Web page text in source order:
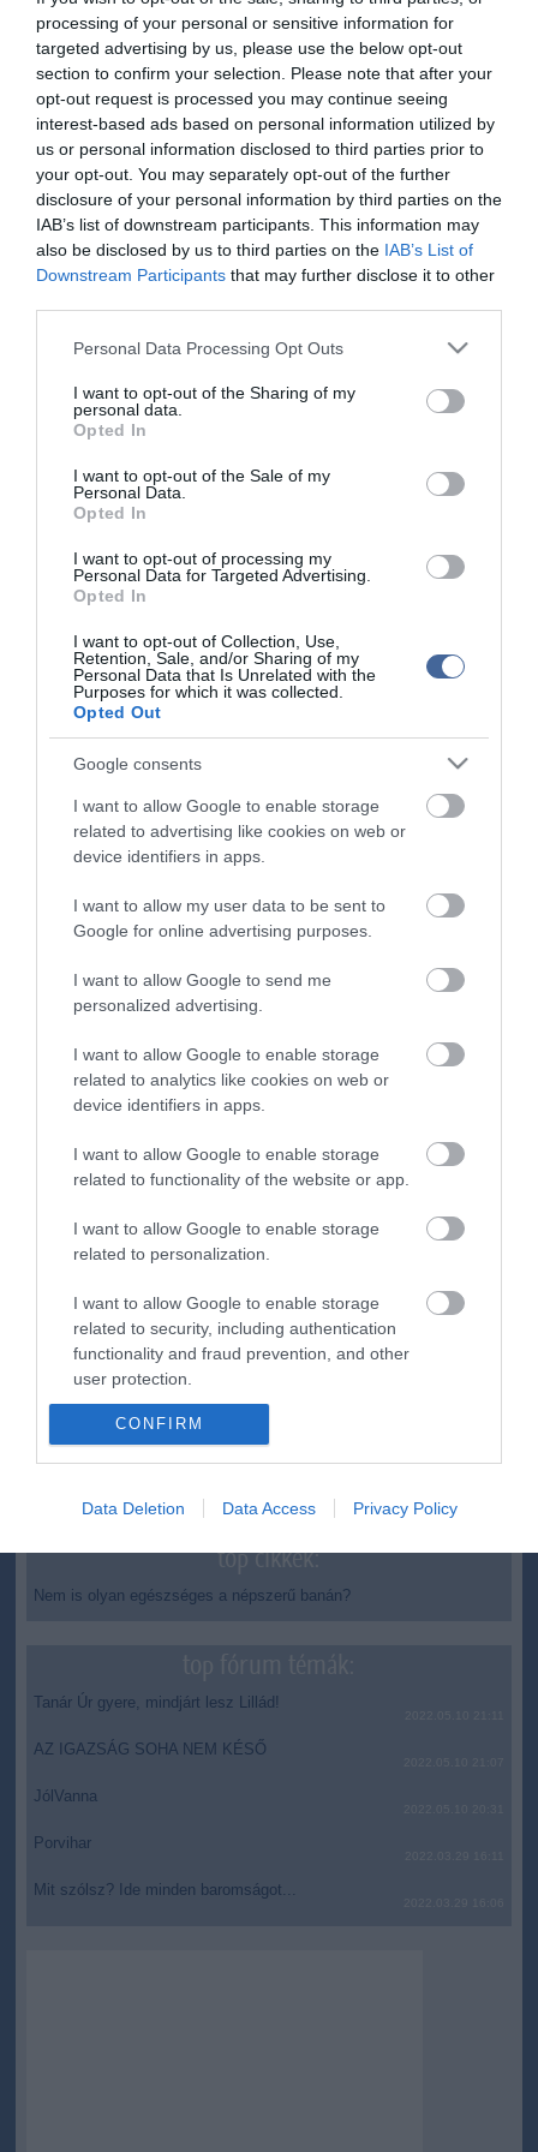
processing of your personal or sensitive information for
targeted advertising by us, please use the below opt-out
section to confirm your selection. Please note that after your
opt-out request is processed you may continue seeing
interest-based ads based on personal information utilized by
us or personal information disclosed to third parties prior to
your opt-out. You may separately opt-out of the further
disclosure of your personal information by third parties on the
IAB’s list of downstream participants. This information may
also be disclosed by us to third parties on the IAB’s List of
Downstream Participants that may further disclose it to other
Please note that this website/app uses one or more Google
not limited to your visit or usage behaviour. You may click to
grant or deny consent to Google and its third-party tags to
use your data for below specified purposes in below Google
consent section.
Personal Data Processing Opt Outs
I want to opt-out of the Sharing of my
personal data.
Opted In
I want to opt-out of the Sale of my
Personal Data.
Opted In
I want to opt-out of processing my
Personal Data for Targeted Advertising.
Opted In
I want to opt-out of Collection, Use,
Retention, Sale, and/or Sharing of my
Personal Data that Is Unrelated with the
Purposes for which it was collected.
Opted Out
Google consents
I want to allow Google to enable storage
related to advertising like cookies on web or
device identifiers in apps.
I want to allow my user data to be sent to
Google for online advertising purposes.
I want to allow Google to send me
personalized advertising.
I want to allow Google to enable storage
related to analytics like cookies on web or
device identifiers in apps.
I want to allow Google to enable storage
related to functionality of the website or app.
I want to allow Google to enable storage
related to personalization.
I want to allow Google to enable storage
related to security, including authentication
functionality and fraud prevention, and other
user protection.
CONFIRM
Data Deletion Data Access Privacy Policy
jövőjéről szóló vitában egy asztalhoz ül Vidnyánszky Attila
igazgató és Hegedűs D. Géza színművész, a MASZK Országos
Színészegyesület elnöke. A magyar sport helyzetéről pedig
Gergely István vízilabdázó, Risztov Éva úszó és Szilágyi Áron
vívó olimpiai bajnok beszélget majd.
A fesztivált augusztus 21-én Hende Csaba honvédelmi miniszter
nyitja meg. A rendezvényen részt vesz a parlamenti pártok több
politikusa. A kerekasztal-beszélgetéseken a magyar politika
aktuális témáiról többek között Szijjártó Péter (Fidesz) és Ujhelyi
István (MSZP), Rogán Antal (Fidesz) és Schiffer András (LMP),
Balog Zoltán (Fidesz) és Hiller István (MSZP), valamint Deutsch
A szerdától szombatig tartó fesztivál könnyűzenei koncertekkel is
színpadán fellép a Balázs Elemér Group, a Csík Zenekar, Ferenczi
György és a Rackajam, a Folk Embassy, a Magna Cum Laude, a
Manökken Proletarz és a Quimby.
Kapcsolódó írások:
Ukrajnán keresztül jóval kevesebb orosz gáz jön Európába
"Bürokratikus akadályok" miatt Snowden egyelőre mégis marad
a tranzitban
Egymilliárdos fejlesztés a Tranzit Food nyírgelsei gyárában
Figyelem! A cikkhez hozzáfűzött hozzászólások nem a
tükrözik. A szerkesztőség mindössze a hírek publikációjával foglalkozik, a
tartalmazzák.
Kérjük, kulturáltan, mások személyiségi jogainak és jó hírnevének tiszteletben
ma.hu legfrissebb hírei:
Nagy erőkkel keresik a szomjazó gólyát megmentő
Árpádot
kormány
Kenyában bezzeg minden zöldebb
Második világháborús német katonai motorkerékpár
bukkant elő a Dunából
A Tisza-frakció kezdeményezte, hogy jövő kedden legyen
az államfőválasztás
Szomjazó gólyának adott inni egy férfi Tiszakécskénél -
megható pillanatot rögzített a kamera
Megható felvétel: elpusztult borját vitte magával egy
top cikkek:
Nem is olyan egészséges a népszerű banán?
Tanár Úr gyere, mindjárt lesz Lillád!
AZ IGAZSÁG SOHA NEM KÉSŐ
JólVanna
Porvihar
Mit szólsz? Ide minden baromságot...